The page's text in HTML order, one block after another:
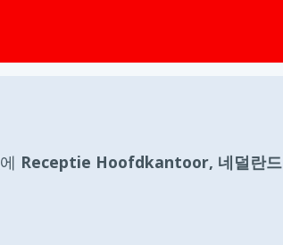
에 Receptie Hoofdkantoor, 네덜란드